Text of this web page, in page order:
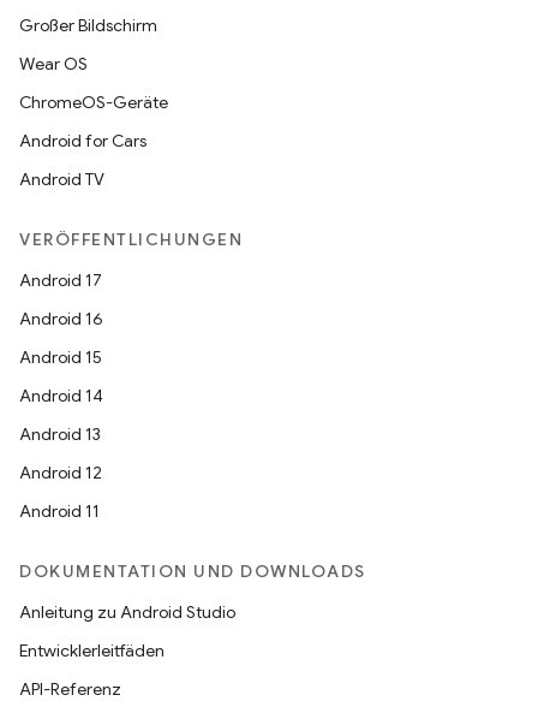
Großer Bildschirm
Wear OS
ChromeOS-Geräte
Android for Cars
Android TV
VERÖFFENTLICHUNGEN
Android 17
Android 16
Android 15
Android 14
Android 13
Android 12
Android 11
DOKUMENTATION UND DOWNLOADS
Anleitung zu Android Studio
Entwicklerleitfäden
API-Referenz